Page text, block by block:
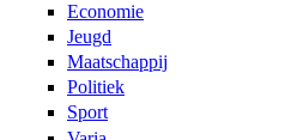
Economie
Jeugd
Maatschappij
Politiek
Sport